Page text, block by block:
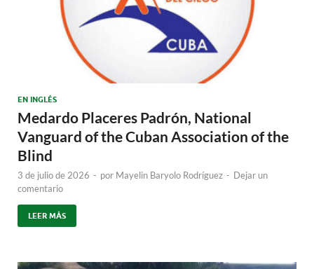
EN INGLÉS
Medardo Placeres Padrón, National
Vanguard of the Cuban Association of the
Blind
3 de julio de 2026 - por Mayelin Baryolo Rodríguez - Dejar un
comentario
LEER MÁS